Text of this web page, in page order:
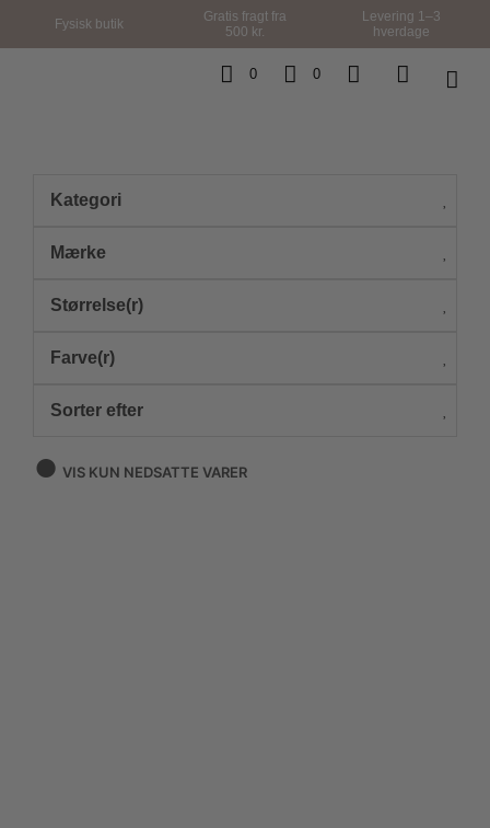
Fysisk butik
Gratis fragt fra
500 kr.
Levering 1–3
hverdage
0 0
Kategori
Mærke
Størrelse(r)
Farve(r)
Sorter efter
VIS KUN NEDSATTE VARER